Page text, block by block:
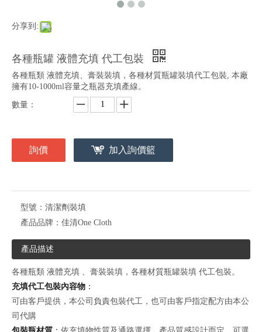
分享到:
各種瓶罐 液體充填 代工包裝
各種瓶類 液體充填、膏裝裝填，各種材質瓶罐裝填代工包裝, 本廠
擁有10-1000ml容量之瓶器充填產線。
數量：
詢價 加入詢價籃
型號： 清潔劑裝填
產品品牌： 佳清One Cloth
產品描述
各種瓶類 液體充填 、膏裝裝填，各種材質瓶罐裝填 代工包裝。
充填代工包裝內容物 ：
可由客戶提供，本公司負責包裝代工，也可由客戶指定配方由本公
司代購